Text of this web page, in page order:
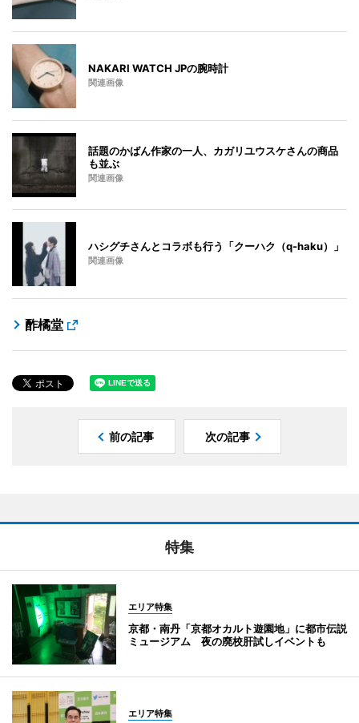
NAKARI WATCH JPの腕時計
関連画像
話題のかばん作家の一人、カガリユウスケさんの商品
も並ぶ
関連画像
ハシグチさんとコラボも行う「クーハク（q-haku）」
関連画像
酢橘堂
前の記事 次の記事
特集
エリア特集
京都・南丹「京都オカルト遊園地」に都市伝説
ミュージアム 夜の廃校肝試しイベントも
エリア特集